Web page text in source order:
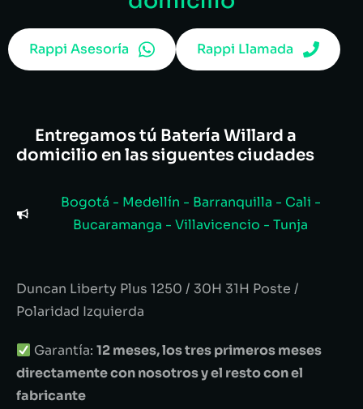
Rappi Asesoría Rappi Llamada
Entregamos tú Batería Willard a
domicilio en las siguentes ciudades
Bogotá - Medellín - Barranquilla - Cali -
Bucaramanga - Villavicencio - Tunja
Duncan Liberty Plus 1250 / 30H 31H Poste /
Polaridad Izquierda
Garantía:12 meses, los tres primeros meses
directamente con nosotros y el resto con el
fabricante